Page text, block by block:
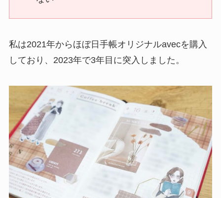
私は2021年からほぼ日手帳オリジナルavecを購入
しており、2023年で3年目に突入しました。